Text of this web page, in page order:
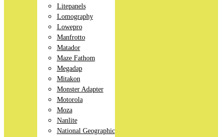
Litepanels
Lomography
Lowepro
Manfrotto
Matador
Maze Fathom
Megadap
Mitakon
Monster Adapter
Motorola
Moza
Nanlite
National Geographic